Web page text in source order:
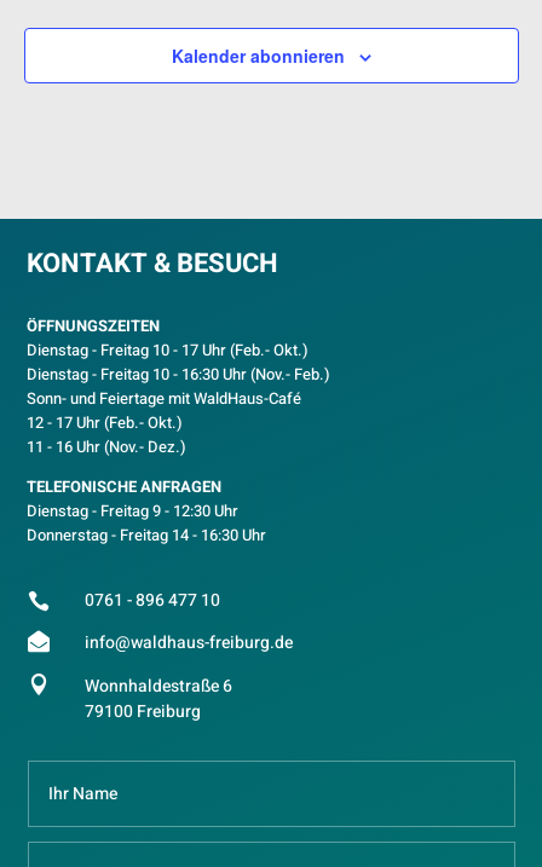
Kalender abonnieren
KONTAKT & BESUCH
ÖFFNUNGSZEITEN
Dienstag - Freitag 10 - 17 Uhr (Feb.- Okt.)
Dienstag - Freitag 10 - 16:30 Uhr (Nov.- Feb.)
Sonn- und Feiertage mit WaldHaus-Café
12 - 17 Uhr (Feb.- Okt.)
11 - 16 Uhr (Nov.- Dez.)
TELEFONISCHE ANFRAGEN
Dienstag - Freitag 9 - 12:30 Uhr
Donnerstag - Freitag 14 - 16:30 Uhr
 0761 - 896 477 10
 info@waldhaus-freiburg.de

Wonnhaldestraße 6
79100 Freiburg